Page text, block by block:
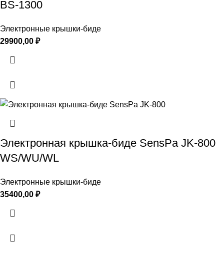
BS-1300
Электронные крышки-биде
29900,00 ₽
Электронная крышка-биде SensPa JK-800
WS/WU/WL
Электронные крышки-биде
35400,00 ₽